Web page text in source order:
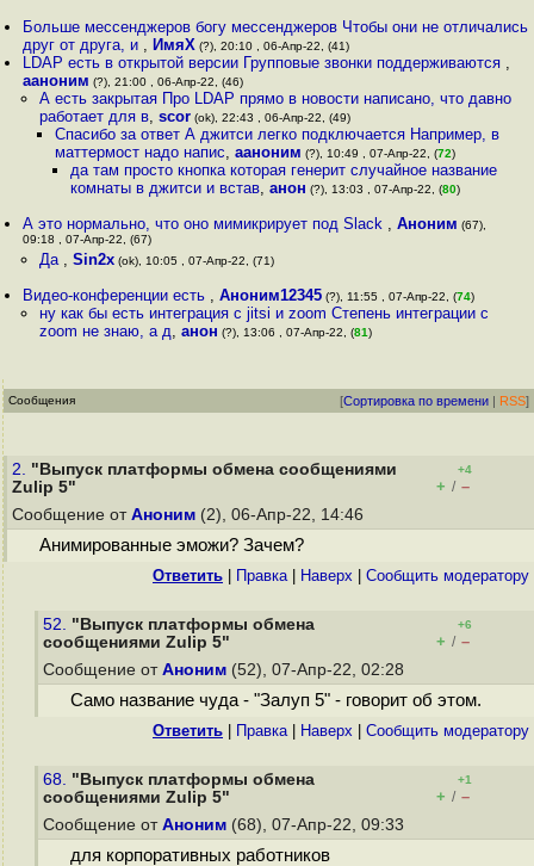
Больше мессенджеров богу мессенджеров Чтобы они не отличались
друг от друга, и , ИмяХ (?), 20:10 , 06-Апр-22, (41)
LDAP есть в открытой версии Групповые звонки поддерживаются ,
ааноним (?), 21:00 , 06-Апр-22, (46)
А есть закрытая Про LDAP прямо в новости написано, что давно
работает для в, scor(ok), 22:43 , 06-Апр-22, (49)
Спасибо за ответ А джитси легко подключается Например, в
маттермост надо напис, ааноним (?), 10:49 , 07-Апр-22, (72)
да там просто кнопка которая генерит случайное название
комнаты в джитси и встав,анон (?), 13:03 , 07-Апр-22, (80)
А это нормально, что оно мимикрирует под Slack ,Аноним (67),
09:18 , 07-Апр-22, (67)
Да , Sin2x(ok), 10:05 , 07-Апр-22, (71)
Видео-конференции есть ,Аноним12345 (?), 11:55 , 07-Апр-22, (74)
ну как бы есть интеграция с jitsi и zoom Степень интеграции с
zoom не знаю, а д, анон (?), 13:06 , 07-Апр-22, (81)
Сообщения [Сортировка по времени | RSS]
2. "Выпуск платформы обмена сообщениями
Zulip 5"
+4
+ / –
Сообщение от Аноним (2), 06-Апр-22, 14:46
Анимированные эможи? Зачем?
Ответить Правка| Наверх Cообщить модератору
52. "Выпуск платформы обмена
сообщениями Zulip 5"
+6
+ / –
Сообщение от Аноним (52), 07-Апр-22, 02:28
Само название чуда - "Залуп 5" - говорит об этом.
Ответить Правка| Наверх Cообщить модератору
68. "Выпуск платформы обмена
сообщениями Zulip 5"
+1
+ / –
Сообщение от Аноним (68), 07-Апр-22, 09:33
для корпоративных работников